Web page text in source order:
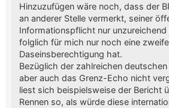
Hinzuzufügen wäre noch, dass der
an anderer Stelle vermerkt, seiner
Informationspflicht nur
folglich für mich nur noch eine
Daseinsberechtigung hat.
Bezüglich der zahlreichen
aber auch das Grenz-Echo nicht
liest sich beispielsweise der Bericht
Rennen so, als würde diese